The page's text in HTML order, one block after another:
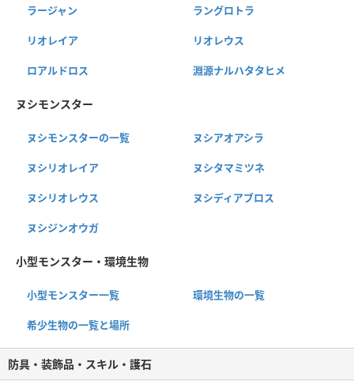
ラージャン ラングロトラ
リオレイア リオレウス
ロアルドロス 淵源ナルハタタヒメ
ヌシモンスター
ヌシモンスターの一覧 ヌシアオアシラ
ヌシリオレイア ヌシタマミツネ
ヌシリオレウス ヌシディアブロス
ヌシジンオウガ
小型モンスター・環境生物
小型モンスター一覧 環境生物の一覧
希少生物の一覧と場所
防具・装飾品・スキル・護石